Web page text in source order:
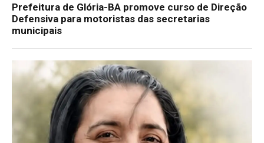
Prefeitura de Glória-BA promove curso de Direção
Defensiva para motoristas das secretarias
municipais